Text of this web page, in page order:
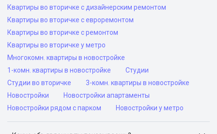
Квартиры во вторичке с дизайнерским ремонтом
Квартиры во вторичке с евроремонтом
Квартиры во вторичке с ремонтом
Квартиры во вторичке у метро
Многокомн. квартиры в новостройке
1-комн. квартиры в новостройке
Студии
Студии во вторичке
3-комн. квартиры в новостройке
Новостройки
Новостройки апартаменты
Новостройки рядом с парком
Новостройки у метро